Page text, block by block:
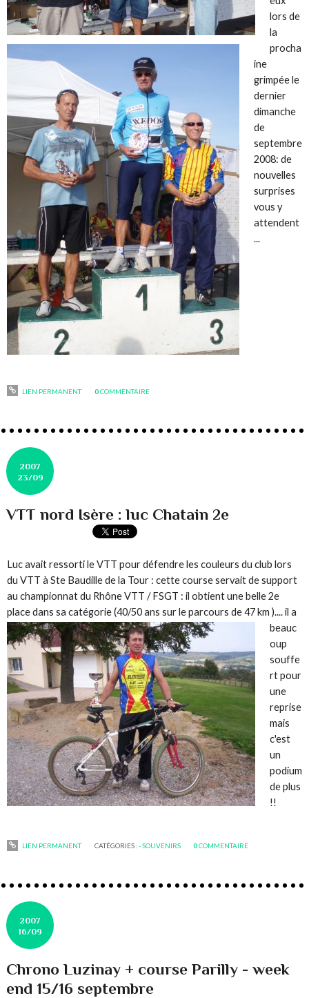
lors de
la
procha
ine
grimpée le
dernier
dimanche
de
septembre
2008: de
nouvelles
surprises
vous y
attendent
...
LIEN PERMANENT 0COMMENTAIRE
2007
23/09
VTT nord Isère : luc Chatain 2e
Luc avait ressorti le VTT pour défendre les couleurs du club lors
du VTT à Ste Baudille de la Tour : cette course servait de support
au championnat du Rhône VTT / FSGT : il obtient une belle 2e
place dans sa catégorie (40/50 ans sur le parcours de 47 km )....il a
beauc
oup
souffe
rt pour
une
reprise
mais
c'est
un
podium
de plus
!!
LIEN PERMANENT CATÉGORIES :- SOUVENIRS 0COMMENTAIRE
2007
16/09
Chrono Luzinay + course Parilly - week
end 15/16 septembre